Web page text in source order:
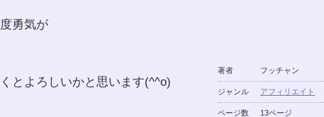
著者 フッチャン
ジャンル アフィリエイト
ページ数 13ページ
勇気が
とよろしいかと思います(^^o)